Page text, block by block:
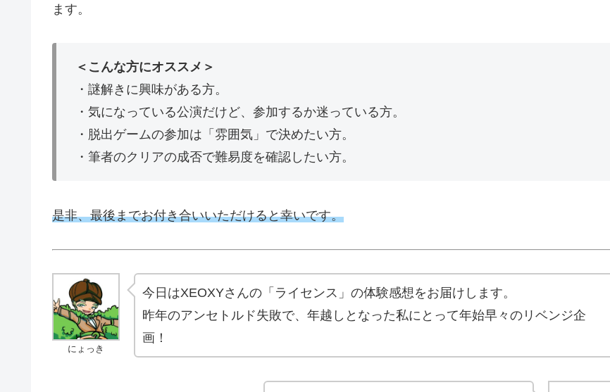
ます。
＜こんな方にオススメ＞
・謎解きに興味がある方。
・気になっている公演だけど、参加するか迷っている方。
・脱出ゲームの参加は「雰囲気」で決めたい方。
・筆者のクリアの成否で難易度を確認したい方。
是非、最後までお付き合いいただけると幸いです。
にょっき
今日はXEOXYさんの「ライセンス」の体験感想をお届けします。
昨年のアンセトルド失敗で、年越しとなった私にとって年始早々のリベンジ企
画！